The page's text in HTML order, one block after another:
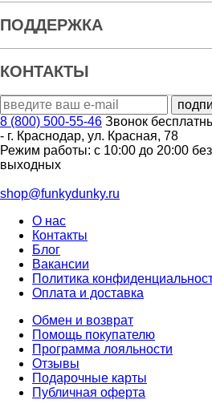
ПОДДЕРЖКА
КОНТАКТЫ
8 (800) 500-55-46 Звонок
- г. Краснодар, ул. Красная, 78
Режим работы: с 10:00 до 20:00
выходных
shop@funkydunky.ru
О нас
Контакты
Блог
Вакансии
Политика
Оплата и доставка
Обмен и возврат
Помощь покупателю
Программа лояльности
Отзывы
Подарочные карты
Публичная оферта